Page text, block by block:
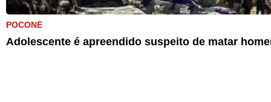
POCONÉ
Adolescente é apreendido suspeito de matar